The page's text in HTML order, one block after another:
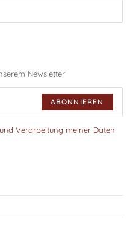
Newsletter
ABONNIEREN
Verarbeitung meiner Daten